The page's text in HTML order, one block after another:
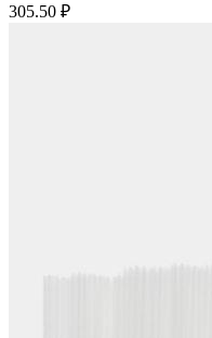
305.50 ₽